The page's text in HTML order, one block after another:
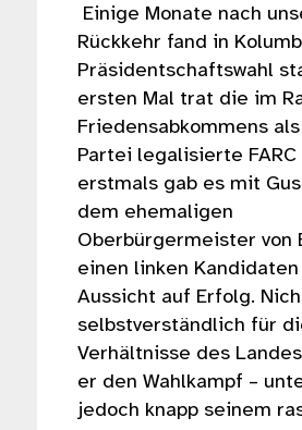
Einige Monate nach
Rückkehr fand in
Präsidentschaftswahl
ersten Mal trat die im
Friedensabkommens
Partei legalisierte FARC
erstmals gab es mit
dem ehemaligen
Oberbürgermeister von
einen linken
Aussicht auf Erfolg.
selbstverständlich für
Verhältnisse des
er den Wahlkampf –
jedoch knapp seinem